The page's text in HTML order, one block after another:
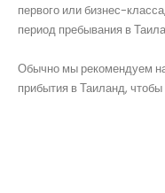
первого или бизнес-
период пребывания в
Обычно мы рекомендуем
прибытия в Таиланд,